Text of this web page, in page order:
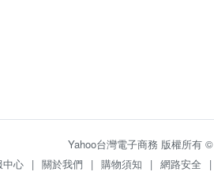
Yahoo台灣電子商務 版權所有
中心 | 關於我們 | 購物須知 | 網路安全 |